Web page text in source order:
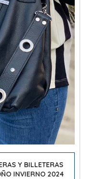
Y BILLETERAS
INVIERNO 2024